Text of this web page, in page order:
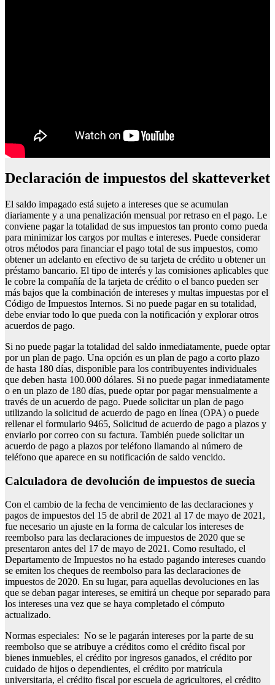
Declaración de impuestos del skatteverket
El saldo impagado está sujeto a intereses que se acumulan
diariamente y a una penalización mensual por retraso en el pago. Le
conviene pagar la totalidad de sus impuestos tan pronto como pueda
para minimizar los cargos por multas e intereses. Puede considerar
otros métodos para financiar el pago total de sus impuestos, como
obtener un adelanto en efectivo de su tarjeta de crédito u obtener un
préstamo bancario. El tipo de interés y las comisiones aplicables que
le cobre la compañía de la tarjeta de crédito o el banco pueden ser
más bajos que la combinación de intereses y multas impuestas por el
Código de Impuestos Internos. Si no puede pagar en su totalidad,
debe enviar todo lo que pueda con la notificación y explorar otros
acuerdos de pago.
Si no puede pagar la totalidad del saldo inmediatamente, puede optar
por un plan de pago. Una opción es un plan de pago a corto plazo
de hasta 180 días, disponible para los contribuyentes individuales
que deben hasta 100.000 dólares. Si no puede pagar inmediatamente
o en un plazo de 180 días, puede optar por pagar mensualmente a
través de un acuerdo de pago. Puede solicitar un plan de pago
utilizando la solicitud de acuerdo de pago en línea (OPA) o puede
rellenar el formulario 9465, Solicitud de acuerdo de pago a plazos y
enviarlo por correo con su factura. También puede solicitar un
acuerdo de pago a plazos por teléfono llamando al número de
teléfono que aparece en su notificación de saldo vencido.
Calculadora de devolución de impuestos de suecia
Con el cambio de la fecha de vencimiento de las declaraciones y
pagos de impuestos del 15 de abril de 2021 al 17 de mayo de 2021,
fue necesario un ajuste en la forma de calcular los intereses de
reembolso para las declaraciones de impuestos de 2020 que se
presentaron antes del 17 de mayo de 2021. Como resultado, el
Departamento de Impuestos no ha estado pagando intereses cuando
se emiten los cheques de reembolso para las declaraciones de
impuestos de 2020. En su lugar, para aquellas devoluciones en las
que se deban pagar intereses, se emitirá un cheque por separado para
los intereses una vez que se haya completado el cómputo
actualizado.
Normas especiales: No se le pagarán intereses por la parte de su
reembolso que se atribuye a créditos como el crédito fiscal por
bienes inmuebles, el crédito por ingresos ganados, el crédito por
cuidado de hijos o dependientes, el crédito por matrícula
universitaria, el crédito fiscal por escuela de agricultores, el crédito